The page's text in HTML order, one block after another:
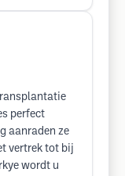
perfect
aanraden ze
vertrek tot bij
wordt u